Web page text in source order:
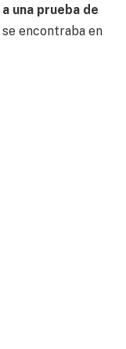
una prueba de
encontraba en